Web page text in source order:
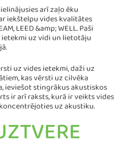
arī zaļo ēku
iekštelpu vides kvalitātes
LEED &amp; WELL. Paši
uz vidi un lietotāju
uz vides ietekmi, daži uz
kas vērsti uz cilvēka
ieviešot stingrākus akustiskos
ir arī raksts, kurā ir veikts vides
uz akustiku.